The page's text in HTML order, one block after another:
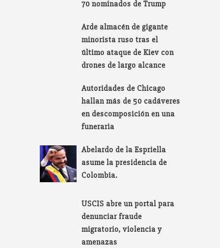
70 nominados de Trump
Arde almacén de gigante
minorista ruso tras el
último ataque de Kiev con
drones de largo alcance
Autoridades de Chicago
hallan más de 50 cadáveres
en descomposición en una
funeraria
Abelardo de la Espriella
asume la presidencia de
Colombia.
USCIS abre un portal para
denunciar fraude
migratorio, violencia y
amenazas